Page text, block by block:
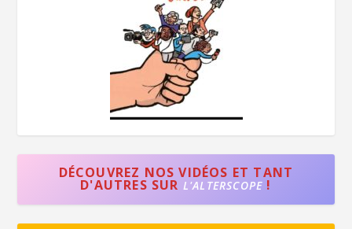
DÉCOUVREZ NOS VIDÉOS ET TANT
D'AUTRES SUR L'ALTERSCOPE !